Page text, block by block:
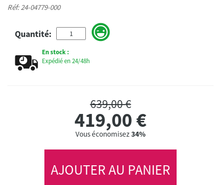
Réf: 24-04779-000
Quantité:
En stock :
Expédié en 24/48h
639,00 €
419,00€
Vous économisez 34%
AJOUTER AU PANIER